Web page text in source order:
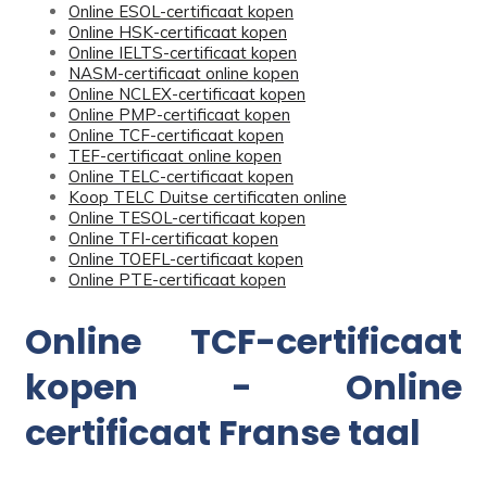
Online ESOL-certificaat kopen
Online HSK-certificaat kopen
Online IELTS-certificaat kopen
NASM-certificaat online kopen
Online NCLEX-certificaat kopen
Online PMP-certificaat kopen
Online TCF-certificaat kopen
TEF-certificaat online kopen
Online TELC-certificaat kopen
Koop TELC Duitse certificaten online
Online TESOL-certificaat kopen
Online TFI-certificaat kopen
Online TOEFL-certificaat kopen
Online PTE-certificaat kopen
Online TCF-certificaat
kopen - Online
certificaat Franse taal